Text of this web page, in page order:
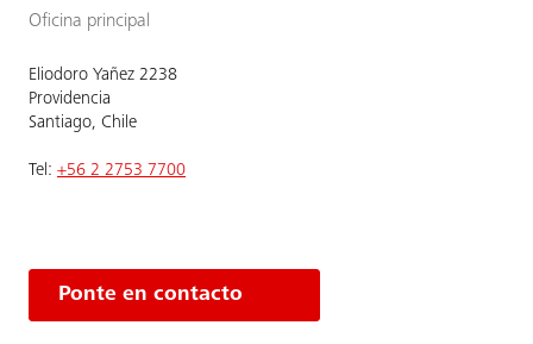
Oficina principal
Eliodoro Yañez 2238
Providencia
Santiago, Chile
Tel: +56 2 2753 7700
Ponte en contacto